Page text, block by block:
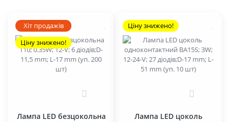
Хіт продажів
Ціну знижено!
Лампа LED безцокольна
Ціну знижено!
Лампа LED цоколь